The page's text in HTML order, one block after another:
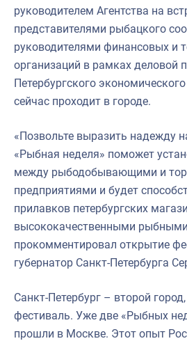
руководителем Агентства на
представителями рыбацкого
руководителями финансовых и
организаций в рамках деловой
Петербургского
сейчас проходит в городе.
«Позвольте выразить надежду
«Рыбная неделя» поможет
между рыбодобывающими и
предприятиями и будет
прилавков петербургских
высококачественными
прокомментировал открытие
губернатор Санкт-Петербурга
Санкт-Петербург – второй
фестиваль. Уже две «Рыбных
прошли в Москве. Этот опыт